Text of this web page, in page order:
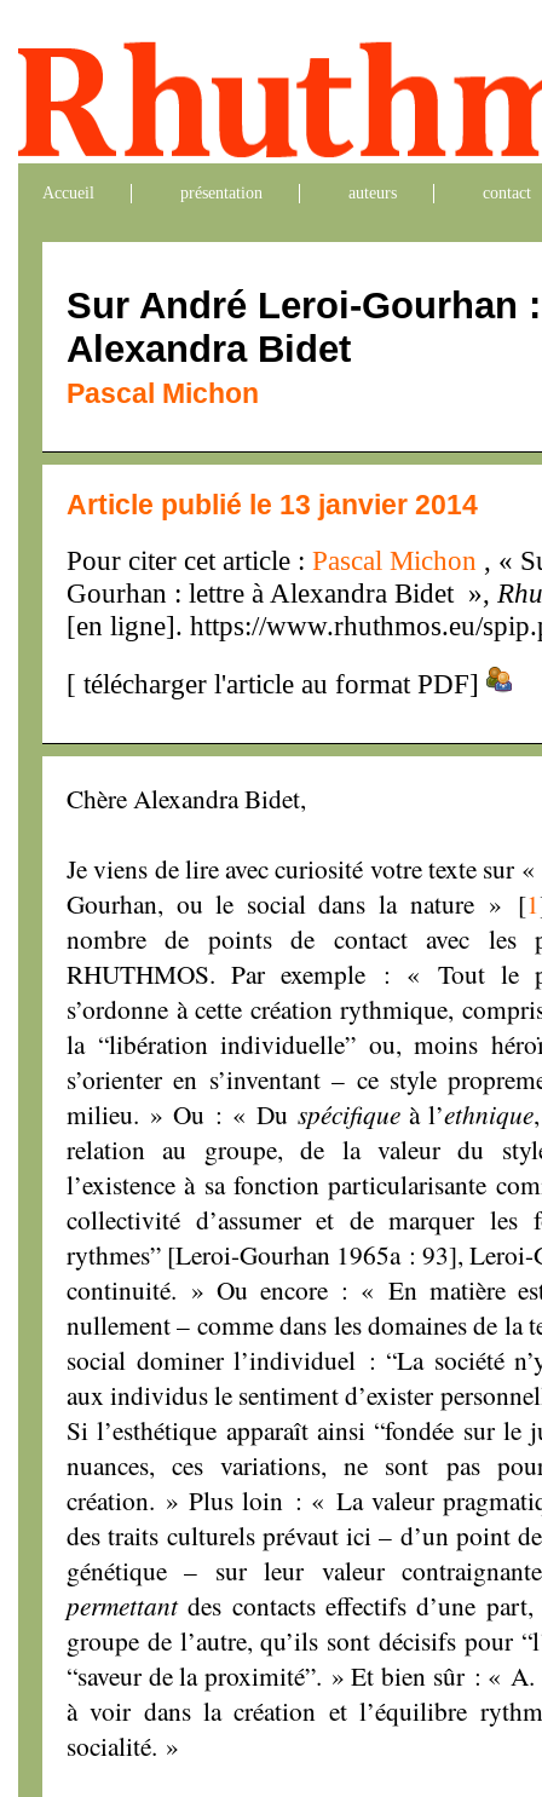
Accueil présentation auteurs contact
Sur André Leroi-Gourhan
Alexandra Bidet
Pascal Michon
Article publié le 13 janvier 2014
Pour citer cet article : Pascal Michon , «
Gourhan : lettre à Alexandra Bidet »,
[en ligne]. https://www.rhuthmos.eu/
[ télécharger l'article au format PDF]
Chère Alexandra Bidet,
Je viens de lire avec curiosité votre texte sur
Gourhan, ou le social dans la nature » [1
nombre de points de contact avec les
RHUTHMOS. Par exemple : « Tout le
s’ordonne à cette création rythmique,
la “libération individuelle” ou, moins
s’orienter en s’inventant – ce style
milieu. » Ou : « Du spécifiqueà l’ethnique
relation au groupe, de la valeur du
l’existence à sa fonction particularisante
collectivité d’assumer et de marquer les
rythmes” [Leroi-Gourhan 1965a : 93], Leroi-
continuité. » Ou encore : « En matière
nullement – comme dans les domaines de la
social dominer l’individuel : “La société
aux individus le sentiment d’exister
Si l’esthétique apparaît ainsi “fondée sur le
nuances, ces variations, ne sont pas
création. » Plus loin : « La valeur
des traits culturels prévaut ici – d’un point
génétique – sur leur valeur
permettantdes contacts effectifs d’une
groupe de l’autre, qu’ils sont décisifs pour
“saveur de la proximité”. » Et bien sûr : «
à voir dans la création et l’équilibre
socialité. »